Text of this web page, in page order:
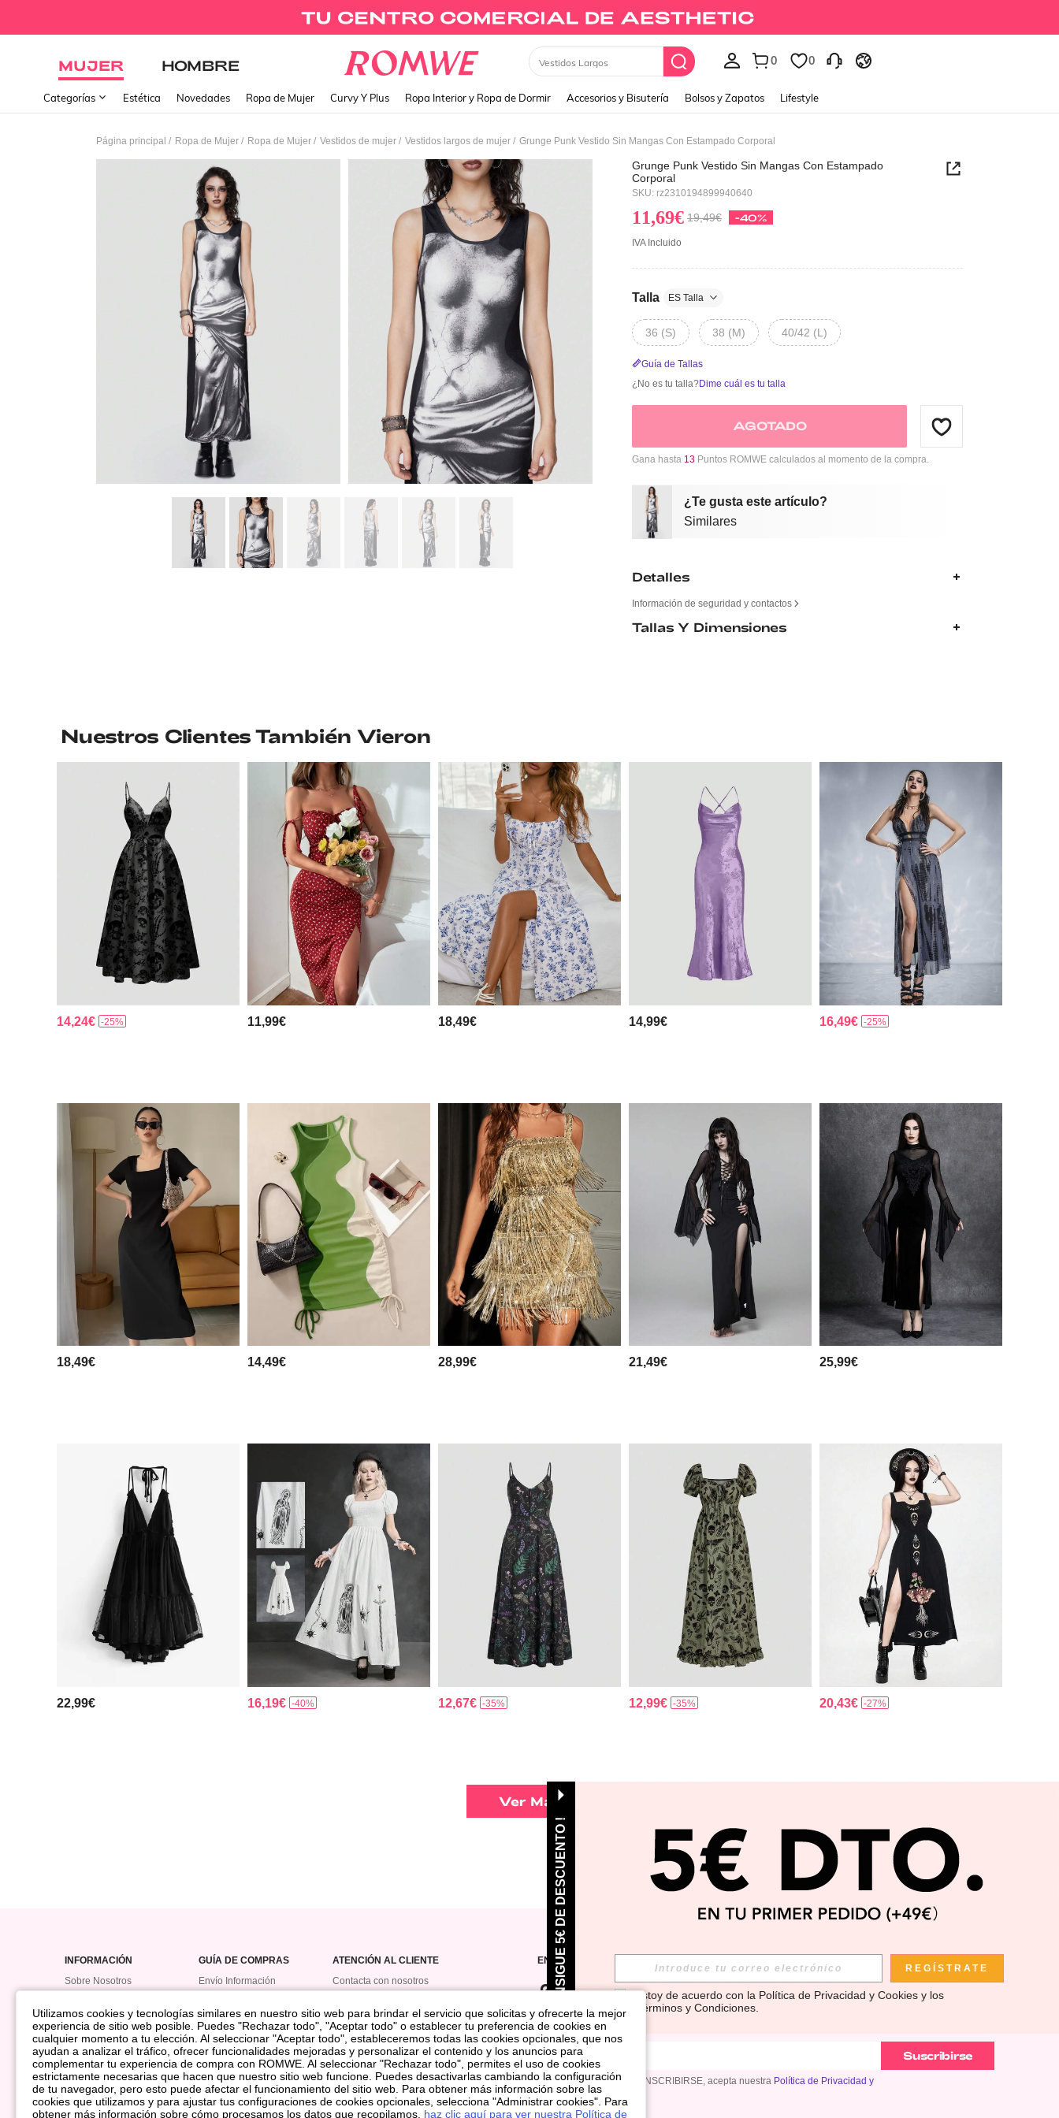
MUJER HOMBRE Monedero 0 0
Categorías Estética Novedades Ropa de Mujer Curvy Y Plus Ropa Interior y Ropa de Dormir Accesorios y Bisutería Bolsos y Zapatos Lifestyle
Página principal / Ropa de Mujer / Ropa de Mujer / Vestidos de mujer / Vestidos largos de mujer / Grunge Punk Vestido Sin Mangas Con Estampado Corporal
Grunge Punk Vestido Sin Mangas Con Estampado
Corporal
SKU: rz2310194899940640
11,69€ 19,49€ -40%
IVA Incluido
Talla ES Talla
36 (S) 38 (M) 40/42 (L)
Guía de Tallas
¿No es tu talla?Dime cuál es tu talla
AGOTADO
Gana hasta 13 Puntos ROMWE calculados al momento de la compra.
¿Te gusta este artículo?
Similares
Detalles
Información de seguridad y contactos
Tallas Y Dimensiones
Nuestros Clientes También Vieron
14,24€ -25% 11,99€ 18,49€ 14,99€ 16,49€ -25%
18,49€ 14,49€ 28,99€ 21,49€ 25,99€
22,99€ 16,19€ -40% 12,67€ -35% 12,99€ -35% 20,43€ -27%
Ver Más
INFORMACIÓN
Sobre Nosotros
GUÍA DE COMPRAS
Envío Información
Reembolso
Cómo Seguir Mi Pedido
Método de Pago
Guía De Tallas
ATENCIÓN AL CLIENTE
Contacta con nosotros
Programa De Regalo De
Puntos
ENCUÉNTRANOS EN
SUSCRÍBETE PARA RECIBIR OFERTAS EXCLUSIVAS, PROMOCIONES Y NOTICIAS DE ROMWE
Al hacer clic en el botón INSCRIBIRSE, acepta nuestra Política de Privacidad y
Cookies
Suscribirse
Utilizamos cookies y tecnologías similares en nuestro sitio web para brindar el servicio que solicitas y ofrecerte la mejor
experiencia de sitio web posible. Puedes "Rechazar todo", "Aceptar todo" o establecer tu preferencia de cookies en
cualquier momento a tu elección. Al seleccionar "Aceptar todo", estableceremos todas las cookies opcionales, que nos
ayudan a analizar el tráfico, ofrecer funcionalidades mejoradas y personalizar el contenido y los anuncios para
complementar tu experiencia de compra con ROMWE. Al seleccionar "Rechazar todo", permites el uso de cookies
estrictamente necesarias que hacen que nuestro sitio web funcione. Puedes desactivarlas cambiando la configuración
de tu navegador, pero esto puede afectar el funcionamiento del sitio web. Para obtener más información sobre las
cookies que utilizamos y para ajustar tus configuraciones de cookies opcionales, selecciona "Administrar cookies". Para
obtener más información sobre cómo procesamos los datos que recopilamos, haz clic aquí para ver nuestra Política de
¡ CONSIGUE 5€ DE DESCUENTO ! REGÍSTRATE
Estoy de acuerdo con la Política de Privacidad y Cookies y los
Términos y Condiciones